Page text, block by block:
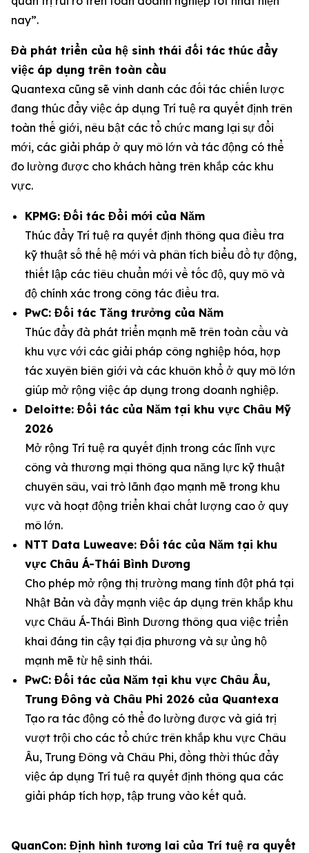
nay”.
Đà phát triển của hệ sinh thái đối tác thúc đẩy
việc áp dụng trên toàn cầu
Quantexa cũng sẽ vinh danh các đối tác chiến lược
đang thúc đẩy việc áp dụng Trí tuệ ra quyết định trên
toàn thế giới, nêu bật các tổ chức mang lại sự đổi
mới, các giải pháp ở quy mô lớn và tác động có thể
đo lường được cho khách hàng trên khắp các khu
vực.
KPMG: Đối tác Đổi mới của Năm
Thúc đẩy Trí tuệ ra quyết định thông qua điều tra
kỹ thuật số thế hệ mới và phân tích biểu đồ tự động,
thiết lập các tiêu chuẩn mới về tốc độ, quy mô và
độ chính xác trong công tác điều tra.
PwC: Đối tác Tăng trưởng của Năm
Thúc đẩy đà phát triển mạnh mẽ trên toàn cầu và
khu vực với các giải pháp công nghiệp hóa, hợp
tác xuyên biên giới và các khuôn khổ ở quy mô lớn
giúp mở rộng việc áp dụng trong doanh nghiệp.
Deloitte: Đối tác của Năm tại khu vực Châu Mỹ
2026
Mở rộng Trí tuệ ra quyết định trong các lĩnh vực
công và thương mại thông qua năng lực kỹ thuật
chuyên sâu, vai trò lãnh đạo mạnh mẽ trong khu
vực và hoạt động triển khai chất lượng cao ở quy
mô lớn.
NTT Data Luweave: Đối tác của Năm tại khu
vực Châu Á-Thái Bình Dương
Cho phép mở rộng thị trường mang tính đột phá tại
Nhật Bản và đẩy mạnh việc áp dụng trên khắp khu
vực Châu Á-Thái Bình Dương thông qua việc triển
khai đáng tin cậy tại địa phương và sự ủng hộ
mạnh mẽ từ hệ sinh thái.
PwC: Đối tác của Năm tại khu vực Châu Âu,
Trung Đông và Châu Phi 2026 của Quantexa
Tạo ra tác động có thể đo lường được và giá trị
vượt trội cho các tổ chức trên khắp khu vực Châu
Âu, Trung Đông và Châu Phi, đồng thời thúc đẩy
việc áp dụng Trí tuệ ra quyết định thông qua các
giải pháp tích hợp, tập trung vào kết quả.
QuanCon: Định hình tương lai của Trí tuệ ra quyết